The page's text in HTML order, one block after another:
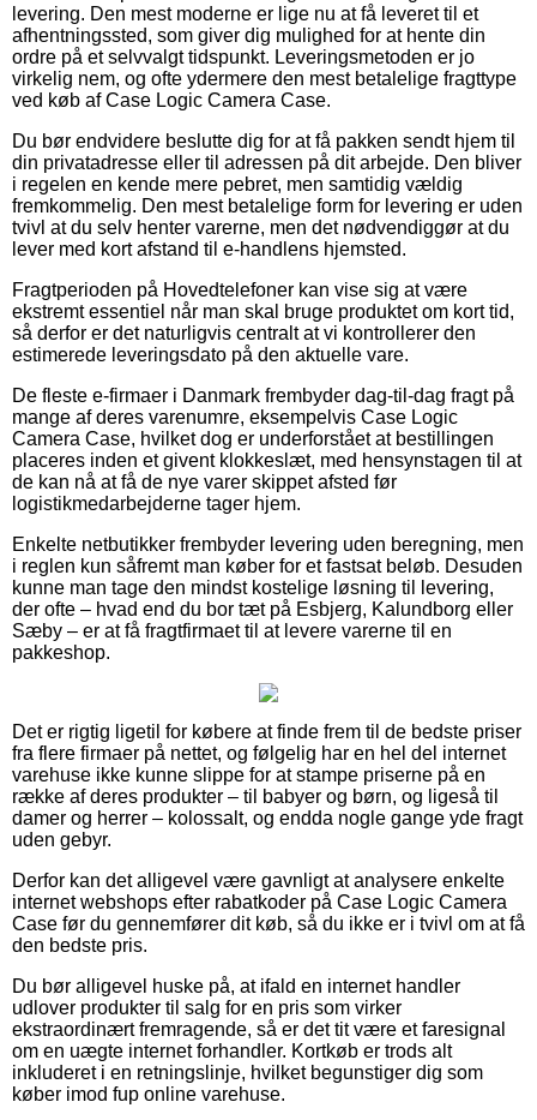
levering. Den mest moderne er lige nu at få leveret til et
afhentningssted, som giver dig mulighed for at hente din
ordre på et selvvalgt tidspunkt. Leveringsmetoden er jo
virkelig nem, og ofte ydermere den mest betalelige fragttype
ved køb af Case Logic Camera Case.
Du bør endvidere beslutte dig for at få pakken sendt hjem til
din privatadresse eller til adressen på dit arbejde. Den bliver
i regelen en kende mere pebret, men samtidig vældig
fremkommelig. Den mest betalelige form for levering er uden
tvivl at du selv henter varerne, men det nødvendiggør at du
lever med kort afstand til e-handlens hjemsted.
Fragtperioden på Hovedtelefoner kan vise sig at være
ekstremt essentiel når man skal bruge produktet om kort tid,
så derfor er det naturligvis centralt at vi kontrollerer den
estimerede leveringsdato på den aktuelle vare.
De fleste e-firmaer i Danmark frembyder dag-til-dag fragt på
mange af deres varenumre, eksempelvis Case Logic
Camera Case, hvilket dog er underforstået at bestillingen
placeres inden et givent klokkeslæt, med hensynstagen til at
de kan nå at få de nye varer skippet afsted før
logistikmedarbejderne tager hjem.
Enkelte netbutikker frembyder levering uden beregning, men
i reglen kun såfremt man køber for et fastsat beløb. Desuden
kunne man tage den mindst kostelige løsning til levering,
der ofte – hvad end du bor tæt på Esbjerg, Kalundborg eller
Sæby – er at få fragtfirmaet til at levere varerne til en
pakkeshop.
Det er rigtig ligetil for købere at finde frem til de bedste priser
fra flere firmaer på nettet, og følgelig har en hel del internet
varehuse ikke kunne slippe for at stampe priserne på en
række af deres produkter – til babyer og børn, og ligeså til
damer og herrer – kolossalt, og endda nogle gange yde fragt
uden gebyr.
Derfor kan det alligevel være gavnligt at analysere enkelte
internet webshops efter rabatkoder på Case Logic Camera
Case før du gennemfører dit køb, så du ikke er i tvivl om at få
den bedste pris.
Du bør alligevel huske på, at ifald en internet handler
udlover produkter til salg for en pris som virker
ekstraordinært fremragende, så er det tit være et faresignal
om en uægte internet forhandler. Kortkøb er trods alt
inkluderet i en retningslinje, hvilket begunstiger dig som
køber imod fup online varehuse.